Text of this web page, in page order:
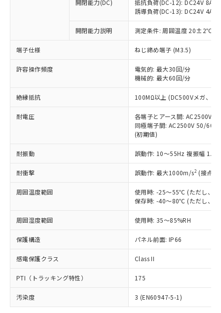
開閉能力(DC)
抵抗負荷(DC-12): DC24V 8A/
誘導負荷(DC-13): DC24V 4A/
開閉能力説明 測定条件: 周囲温度 20±2℃、
端子仕様 ねじ締め端子 (M3.5)
許容操作頻度
電気的: 最大30回/分
機械的: 最大60回/分
絶縁抵抗 100MΩ以上 (DC500Vメガ、点
耐電圧
各端子とアース間: AC2500V
同極端子間: AC2500V 50/
(初期値)
耐振動 誤動作: 10～55Hz 複振幅
耐衝撃 誤動作: 最大1000m/s2 (接点
周囲温度範囲
使用時: -25～55℃ (ただし、氷
保存時: -40～80℃ (ただし、氷
周囲湿度範囲 使用時: 35～85%RH
保護構造 パネル前面: IP66
感電保護クラス Class II
PTI（トラッキング特性） 175
汚染度 3 (EN60947-5-1)
ことをご了承ください。
在庫状況および標準価格照会結果は、
記載している更新日時点での社内デー
タに基づき作成されるものであり、閲
覧された時点での実際の在庫および標
準価格とは異なる場合があることをご
正式な納期状況および標準価格はお客
様のお取引先、またはお客様担当のオ
ムロン制御機器販売店・当社販売員に
オムロン制御機器販売店や当社販売拠
販売ネットワーク
」をご確認
在庫状況および標準価格結果を当社の
事前の承諾なく第三者に漏洩または開
示しないようお願いします。
マイパーツ機能（部品リスト作成サー
ビス）をご利用いただくには、I-Web
メンバーズにご登録されている必要が
お客様が当ウェブサイト上で当社にご
登録された部品リストについて、当社
および当社の共同利用者が、当社の製
品・サービスに関するお客様との取
引・商談に必要な範囲で利用すること
をご了承ください。
※当社の共同利用者とは、"個人情報
の「1.共同利
用者の範囲」に記載されている法人を
むを得ず変更することがあります。
*EU RoHS指令（10物質）：
鉛(Pb) 1000ppm以下、 水銀(Hg) 1000ppm以下、 カド
ミウム(Cd) 100ppm以下、
六価クロム(Cr(Ⅵ)) 1000ppm以下、ポリ臭化ビフェニル
類(PBB) 1000ppm以下、ポリ臭化ジフェニルエーテル類
(PBDE) 1000ppm以下、フタル酸ビス(2-エチルヘキシ
ル) (DEHP)(別名：DOP) 1000ppm以下、フタル酸ブチ
(DIBP) 1000ppm以下
但し、RoHS指令で産業用監視および制御機器に対する
フタル酸エステル類の４物質については閾値を超える意
図的な使用がないことを確認しています。
部品在庫の切り替え状況などにより、予定
月が前後することがあります。
※3 非含有証明書ダウンロード
下記の非含有証明書をダウンロードするこ
とができます。
EU RoHS指令（10物質）の非含有証明書
51物質の非含有証明書（当社基準）
※本証明書は発行日時点で非含有を証明す
「－」：未確認です。当社販売部門へお問
*中国RoHS10物質の基準値 (GB/T26572)：
Pb(鉛) :1000ppm、 Hg(水銀) : 1000ppm、 Cd(カドミウ
ニル類) : 1000ppm、 PBDEs(ポリ臭化ジフェニルエーテ
DBP(フタル酸ジブチル) : 1000ppm、 DIBP(フタル酸ジ
イソブチル) : 1000ppm、 BBP(フタル酸ブチルベンジ
ル) : 1000ppm、
DEHP(フタル酸ビス(2-エチルヘキシル)) : 1000ppm
「ｅ」：有害物質（10物質）のすべてが基
準値以下であることを示します。
「10」：通常の使用状況下において有害物
質が外部に漏えいし、環境に深刻な影響を
及ぼさない年数を意味します。
「－」：未確認です。当社販売部門へお問
い合わせください。
当社は、これら貴社製品のうち、外国
為替および外国貿易法に定める商品
（以下｢規制貨物等」という）を輸出
または国外への提供する場合は、日本
国政府の輸出許可(または役務取引許
可)を取得するなどの必要な手続きを
当社は規制貨物を破棄する場合は、完
全に破砕するなど、違法に輸出されな
いよう必要な手段を講じます。
当社は貴社製品を、核兵器、ミサイ
ル、化学兵器、生物兵器またはその他
武器並びにこれらの製造装置等に一切
当社は、貴社製品を第三者に販売する
場合は、上記1、2および3の内容を当
該第三者に通知します。また当社は、
販売先および販売に係わる関係者が違
法に輸出するおそれがある場合は、取
り引きをいたしません。
○ 一定数以上の在庫あり
一定数には満たないが在庫あり
在庫なし(最新の在庫状況につ
いては、お客様のお取引先、ま
たはお客様担当のオムロン制御
機器販売店・当社販売員にご確
白
受注生産機種、また在庫状況の
情報を公開していない機種